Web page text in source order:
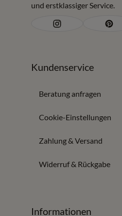
und erstklassiger Service.
Kundenservice
Beratung anfragen
Cookie-Einstellungen
Zahlung & Versand
Widerruf & Rückgabe
Informationen